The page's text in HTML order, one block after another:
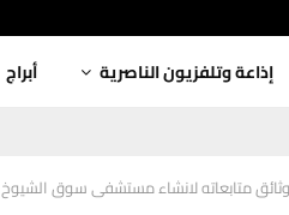
إذاعة وتلفزيون الناصرية أبراج
متابعاته لانشاء مستشفى سوق الشيوخ